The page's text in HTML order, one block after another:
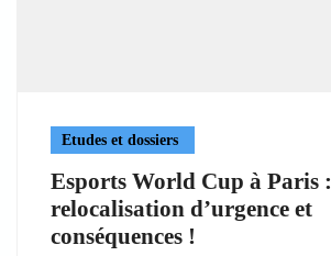
Etudes et dossiers
Esports World Cup à Paris :
relocalisation d’urgence et
conséquences !